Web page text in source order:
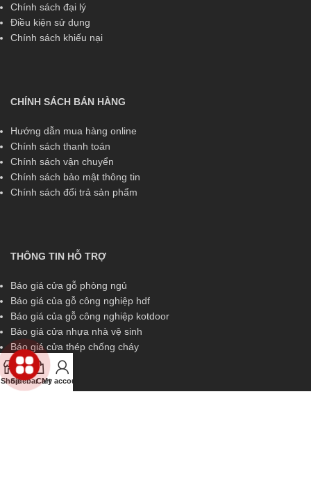
Chính sách đại lý
Điều kiện sử dụng
Chính sách khiếu nại
CHÍNH SÁCH BÁN HÀNG
Hướng dẫn mua hàng online
Chính sách thanh toán
Chính sách vận chuyển
Chính sách bảo mật thông tin
Chính sách đổi trả sản phẩm
THÔNG TIN HỖ TRỢ
Báo giá cửa gỗ phòng ngủ
Báo giá của gỗ công nghiệp hdf
Báo giá của gỗ công nghiệp kotdoor
Báo giá cửa nhựa nhà vệ sinh
Báo giá cửa thép chống cháy
ShopSidebarCart
My account